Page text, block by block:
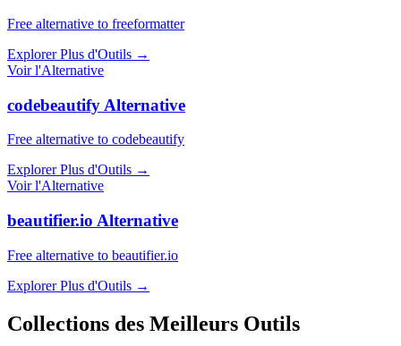
Free alternative to freeformatter
Explorer Plus d'Outils →
Voir l'Alternative
codebeautify Alternative
Free alternative to codebeautify
Explorer Plus d'Outils →
Voir l'Alternative
beautifier.io Alternative
Free alternative to beautifier.io
Explorer Plus d'Outils →
Collections des Meilleurs Outils